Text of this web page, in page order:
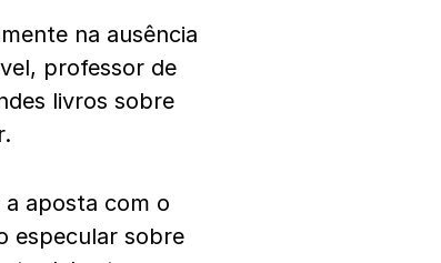
na ausência
professor de
livros sobre
aposta com o
especular sobre